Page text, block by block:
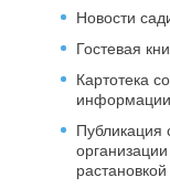
Новости
Гостевая
Картотека
информации
Публикация